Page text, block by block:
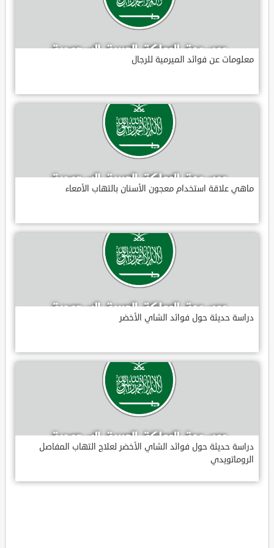
معلومات عن فوائد الميرمية للرجال
ماهي علاقة استخدام معجون الأسنان بالتهاب الأمعاء
دراسة حديثة حول فوائد الشاي الأخضر
دراسة حديثة حول فوائد الشاي الأخضر لعلاج التهاب المفاصل
الروماتويدي